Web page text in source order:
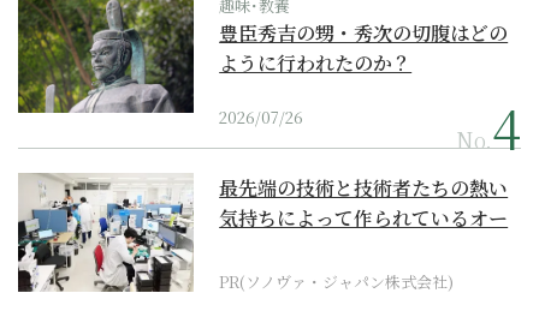
趣味･教養
豊臣秀吉の甥・秀次の切腹はどの
ように行われたのか？
2026/07/26
No.
最先端の技術と技術者たちの熱い
気持ちによって作られているオー
PR(ソノヴァ・ジャパン株式会社)